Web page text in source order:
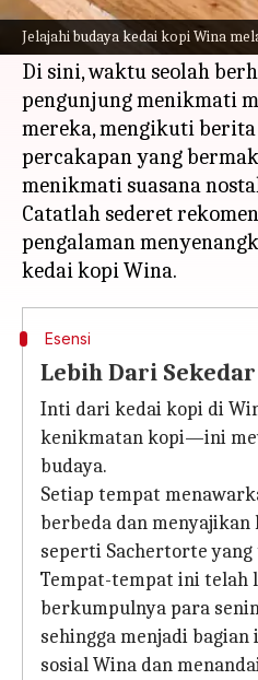
Jelajahi budaya kedai kopi Wina
biasa namun
yang kaya akan sejarah.
Di sini, waktu seolah
pengunjung menikmati
mereka, mengikuti
percakapan yang
menikmati suasana
Catatlah sederet
pengalaman
Esensi
Lebih Dari
Inti dari kedai kopi di
kenikmatan kopi—ini
budaya.
Setiap tempat
berbeda dan
seperti Sachertorte
Tempat-tempat ini telah
berkumpulnya para
sehingga menjadi
sosial Wina dan